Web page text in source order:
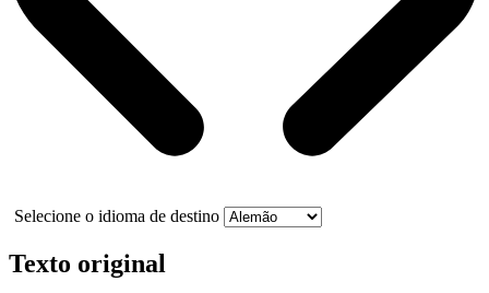
Selecione o idioma de destino
Texto original